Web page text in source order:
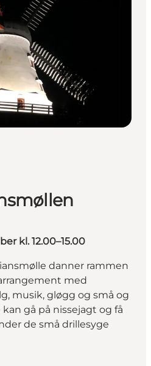
kl. 12.00–15.00
danner rammen
med
musik, gløgg og små og
gå på nissejagt og få
de små drillesyge